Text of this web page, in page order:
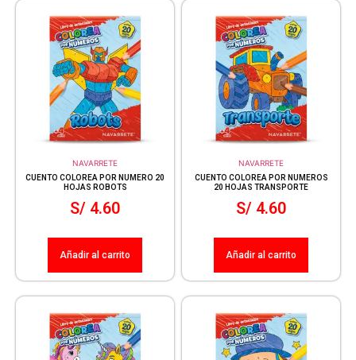
NAVARRETE
CUENTO COLOREA POR NUMERO 20
HOJAS ROBOTS
S/ 4.60
Añadir al carrito
NAVARRETE
CUENTO COLOREA POR NUMEROS
20 HOJAS TRANSPORTE
S/ 4.60
Añadir al carrito